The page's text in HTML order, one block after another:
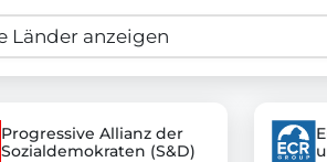
Progressive Allianz der
Sozialdemokraten (S&D)